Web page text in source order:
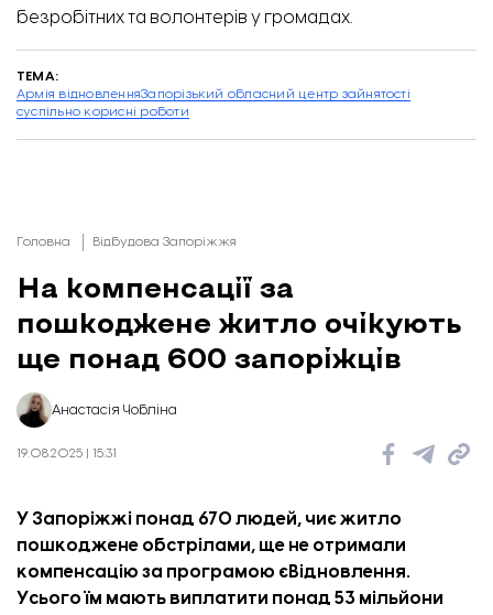
безробітних та волонтерів у громадах.
ТЕМА:
Армія відновленняЗапорізький обласний центр зайнятості
суспільно корисні роботи
Головна Відбудова Запоріжжя
На компенсації за
пошкоджене житло очікують
ще понад 600 запоріжців
Анастасія Чобліна
19.08.2025 | 15:31
У Запоріжжі понад 670 людей, чиє житло
пошкоджене обстрілами, ще не отримали
компенсацію за програмою єВідновлення.
Усього їм мають виплатити понад 53 мільйони